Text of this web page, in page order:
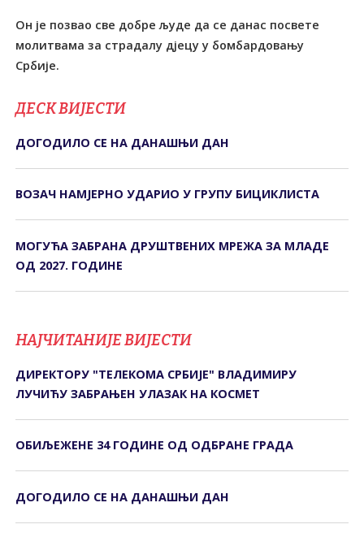
Он је позвао све добре људе да се данас посвете
молитвама за страдалу дјецу у бомбардовању
Србије.
ДЕСК ВИЈЕСТИ
ДОГОДИЛО СЕ НА ДАНАШЊИ ДАН
ВОЗАЧ НАМЈЕРНО УДАРИО У ГРУПУ БИЦИКЛИСТА
МОГУЋА ЗАБРАНА ДРУШТВЕНИХ МРЕЖА ЗА МЛАДЕ
ОД 2027. ГОДИНЕ
НАЈЧИТАНИЈЕ ВИЈЕСТИ
ДИРЕКТОРУ "ТЕЛЕКОМА СРБИЈЕ" ВЛАДИМИРУ
ЛУЧИЋУ ЗАБРАЊЕН УЛАЗАК НА КОСМЕТ
ОБИЉЕЖЕНЕ 34 ГОДИНЕ ОД ОДБРАНЕ ГРАДА
ДОГОДИЛО СЕ НА ДАНАШЊИ ДАН